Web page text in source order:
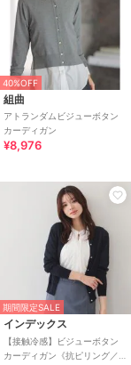
40%OFF
組曲
アトランダムビジューボタン
カーディガン
¥8,976
期間限定SALE
インデックス
【接触冷感】ビジューボタン
カーディガン《抗ピリング／